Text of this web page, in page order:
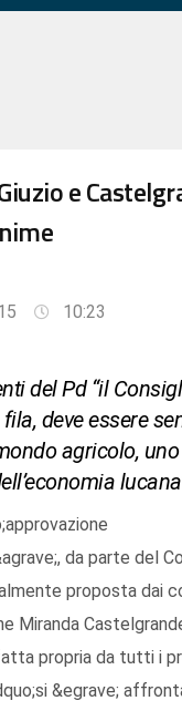
e
10:23
del Pd “il
deve essere
agricolo,
da parte del
proposta dai
Miranda
propria da tutti i
&egrave;